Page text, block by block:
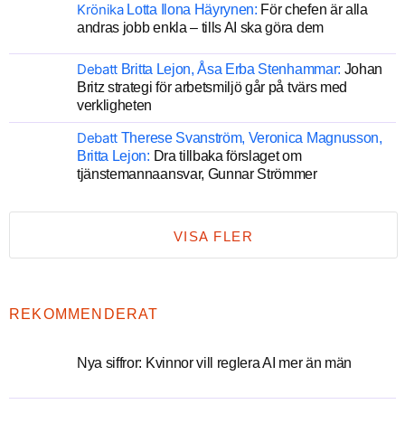
Krönika Lotta Ilona Häyrynen: För chefen är alla
andras jobb enkla – tills AI ska göra dem
Debatt Britta Lejon, Åsa Erba Stenhammar: Johan
Britz strategi för arbetsmiljö går på tvärs med
verkligheten
Debatt Therese Svanström, Veronica Magnusson,
Britta Lejon: Dra tillbaka förslaget om
tjänstemannaansvar, Gunnar Strömmer
VISA FLER
REKOMMENDERAT
Nya siffror: Kvinnor vill reglera AI mer än män